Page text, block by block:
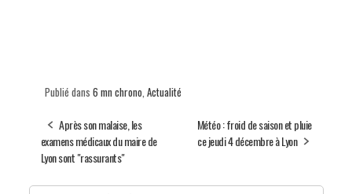
Publié dans 6 mn chrono, Actualité
Après son malaise, les
examens médicaux du maire de
Lyon sont "rassurants"
Météo : froid de saison et pluie
ce jeudi 4 décembre à Lyon